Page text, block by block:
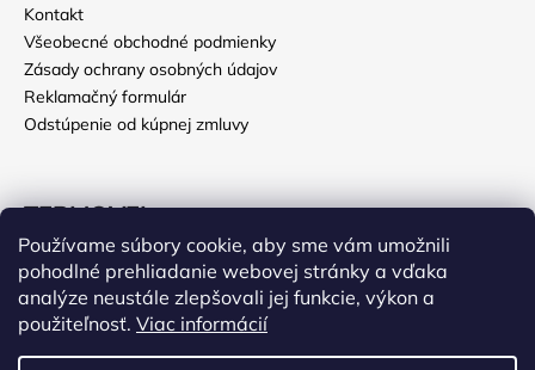
Používame súbory cookie, aby sme vám umožnili
pohodlné prehliadanie webovej stránky a vďaka
analýze neustále zlepšovali jej funkcie, výkon a
použiteľnosť. Viac informácií
Kontakt
Všeobecné obchodné podmienky
Zásady ochrany osobných údajov
Reklamačný formulár
Odstúpenie od kúpnej zmluvy
TERMOVEL
Deň otcov
EKO legíny
Poľovnícke oblečenie